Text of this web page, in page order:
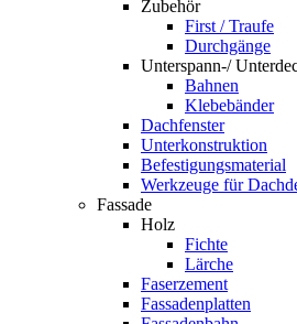
Zubehör
First / Traufe
Durchgänge
Unterspann-/
Bahnen
Klebebänder
Dachfenster
Unterkonstruktion
Befestigungsmaterial
Werkzeuge für
Fassade
Holz
Fichte
Lärche
Faserzement
Fassadenplatten